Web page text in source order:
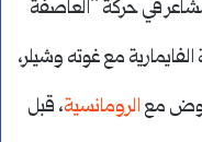
في حركة “العاصفة
مع غوته وشيلر،
مع الرومانسية، قبل